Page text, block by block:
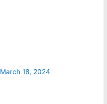
March 18, 2024